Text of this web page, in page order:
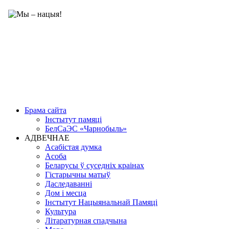
Брама сайта
Інстытут памяці
БелСаЭС «Чарнобыль»
АДВЕЧНАЕ
Асабістая думка
Асоба
Беларусы ў суседніх краінах
Гістарычны матыў
Даследаванні
Дом і месца
Інстытут Нацыянальнай Памяці
Культура
Літаратурная спадчына